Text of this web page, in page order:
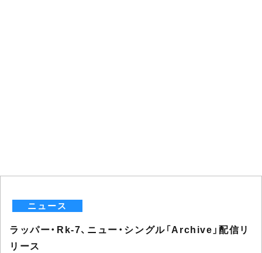
ニュース
ラッパー・Rk-7、ニュー・シングル「Archive」配信リ
リース